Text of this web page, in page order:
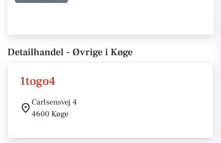
Detailhandel - Øvrige i Køge
1togo4
Carlsensvej 4
4600 Køge